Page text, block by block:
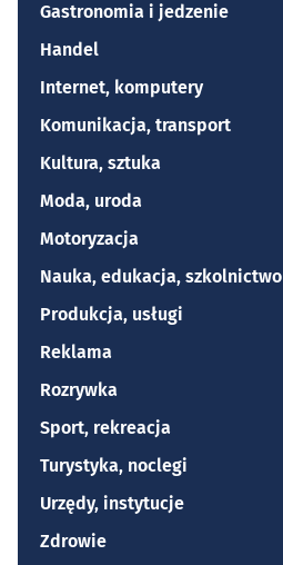
Gastronomia i jedzenie
Handel
Internet, komputery
Komunikacja, transport
Kultura, sztuka
Moda, uroda
Motoryzacja
Nauka, edukacja, szkolnictwo
Produkcja, usługi
Reklama
Rozrywka
Sport, rekreacja
Turystyka, noclegi
Urzędy, instytucje
Zdrowie